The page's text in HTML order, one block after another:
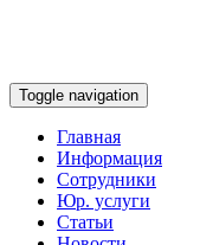
Toggle navigation
Главная
Информация
Сотрудники
Юр. услуги
Статьи